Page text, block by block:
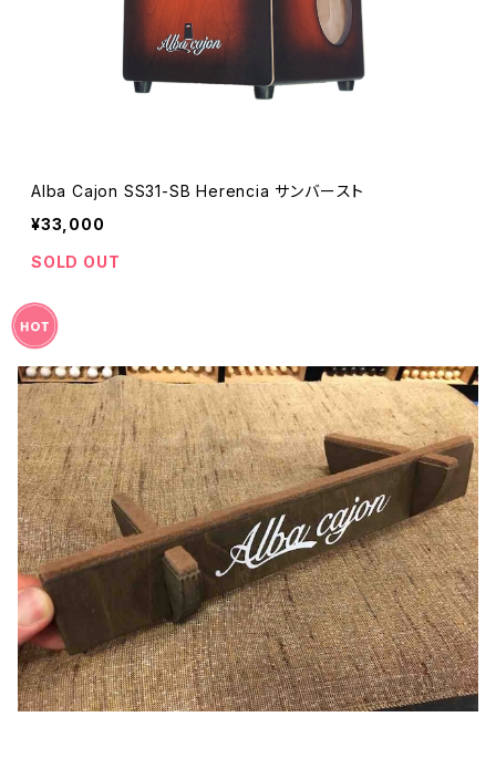
Alba Cajon SS31-SB Herencia サンバースト
¥33,000
SOLD OUT